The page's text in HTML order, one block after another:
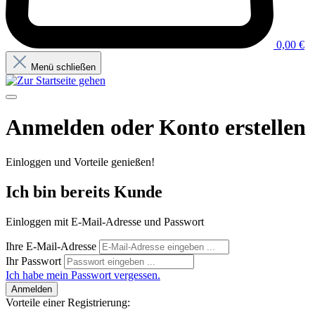
0,00 €
Menü schließen
Anmelden oder Konto erstellen
Einloggen und Vorteile genießen!
Ich bin bereits Kunde
Einloggen mit E-Mail-Adresse und Passwort
Ihre E-Mail-Adresse
Ihr Passwort
Ich habe mein Passwort vergessen.
Anmelden
Vorteile einer Registrierung: